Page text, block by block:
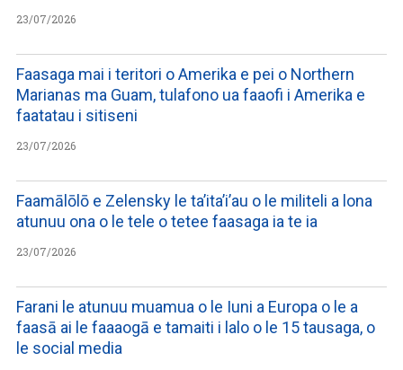
23/07/2026
Faasaga mai i teritori o Amerika e pei o Northern
Marianas ma Guam, tulafono ua faaofi i Amerika e
faatatau i sitiseni
23/07/2026
Faamālōlō e Zelensky le ta’ita’i’au o le militeli a lona
atunuu ona o le tele o tetee faasaga ia te ia
23/07/2026
Farani le atunuu muamua o le Iuni a Europa o le a
faasā ai le faaaogā e tamaiti i lalo o le 15 tausaga, o
le social media